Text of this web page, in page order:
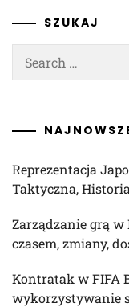
SZUKAJ
for:
Reprezentacja
Taktyczna,
Zarządzanie grą w
czasem, zmiany,
Kontratak w FIFA
wykorzystywanie